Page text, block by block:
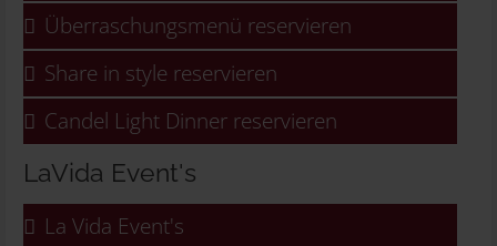
Überraschungsmenü reservieren
Share in style reservieren
Candel Light Dinner reservieren
LaVida Event's
La Vida Event's